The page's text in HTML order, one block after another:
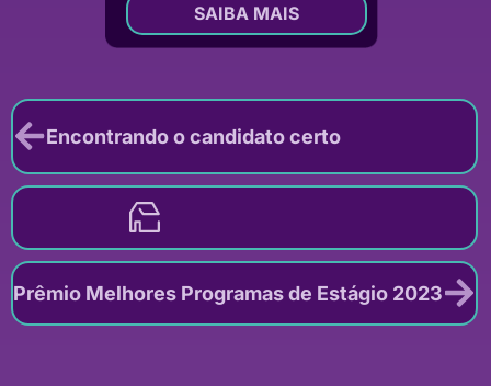
SAIBA MAIS
Encontrando o candidato certo
Prêmio Melhores Programas de Estágio 2023